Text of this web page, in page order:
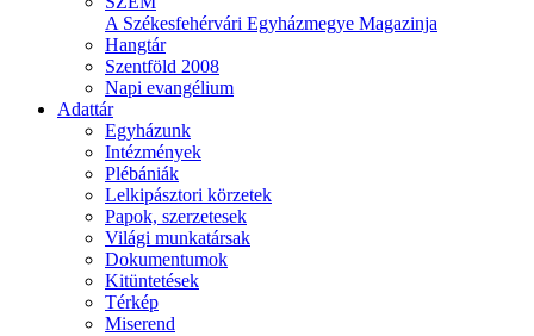
A Székesfehérvári Egyházmegye Magazinja
Hangtár
Szentföld 2008
Napi evangélium
Adattár
Egyházunk
Intézmények
Plébániák
Lelkipásztori körzetek
Papok, szerzetesek
Világi munkatársak
Dokumentumok
Kitüntetések
Térkép
Miserend